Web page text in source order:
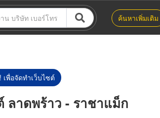
ค้นหาเพิ่มเติม
พื่อจัดทำเว็บไซต์
ลาดพร้าว - ราชาแม็ก